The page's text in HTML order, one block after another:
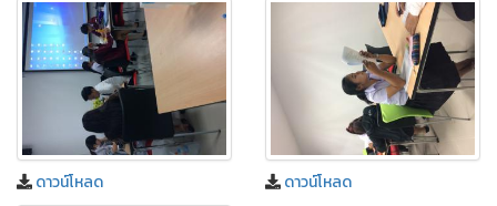
ดาวน์โหลด ดาวน์โหลด